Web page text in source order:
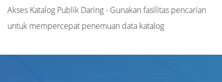
Akses Katalog Publik Daring - Gunakan fasilitas pencarian
untuk mempercepat penemuan data katalog